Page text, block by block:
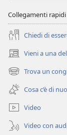
Collegamenti rapidi
Chiedi di
Vieni a una
(apre
una
nuova
finestra)
Trova un
(apre
una
nuova
finestra)
Cosa c’è di
Video
Video con